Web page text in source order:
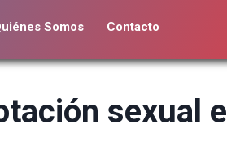
Somos Contacto
sexual